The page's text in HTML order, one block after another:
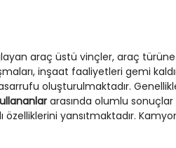
araç üstü vinçler, araç türüne
inşaat faaliyetleri gemi
oluşturulmaktadır.
arasında olumlu
özelliklerini yansıtmaktadır.